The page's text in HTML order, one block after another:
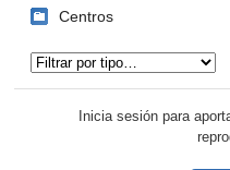
Centros
Inicia sesión para